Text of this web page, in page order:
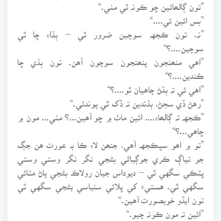
”تون ڳالھائين ڇو ڪونہ ٿي مٺي.“
”بس ائين ئي....“
”نہ، تون ڪجهہ سوچين ضرور ٿي – ٻڌاءِ ڇا ٿي
سوچين....؟“
”اهي منھنجون پنھنجون سوچون آهن. تون ٻڌي ڇا
ڪندين....؟“
”اهي ئي تہ ٻڌڻ چاهيان ٿو....؟“
”رهڻ ڏي سڄڻ، ٻڌندين تہ ڏک ٿي پوندئي.“
”ڪجهہ تہ ڳالھاءِ.... ائين ماٺ ۾ ڇو آهين...؟ مٺي... مون ۾
ڇاهي...؟“
”تو ۾ اهو سڀڪجهہ آهي، جنھن لاءِ ڪا بہ عورت هن جڳ
جو تياڳ ڪري جوڳياڻي بڻجي نگر نگر وستي وستي
ڀٽڪي سگهي ٿي – ديوداس جيان رولاڪ بڻجي پاڻ مٽائي
سگهي ٿي. هستيءَ کي ڀلائي سنياسي بڻجي سگهي ٿي
تون ايڏو خوبصورت آهين.“
”ائين تہ مون ڪونہ چيو.“